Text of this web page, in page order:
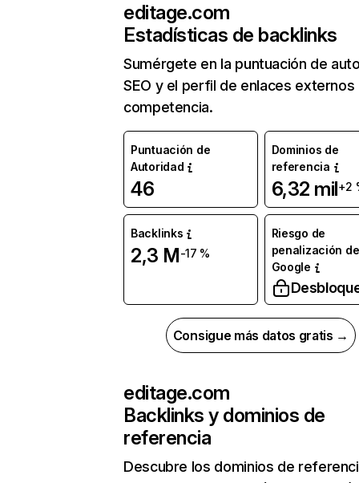
editage.com
Estadísticas de backlinks
Sumérgete en la puntuación de
SEO y el perfil de enlaces externos
competencia.
Puntuación de
Autoridad
46
Dominios de
referencia
6,32 mil+2
Backlinks
2,3 M-17 %
Riesgo de
penalización de
Google
Consigue más datos gratis →
editage.com
Backlinks y dominios de
referencia
Descubre los dominios de